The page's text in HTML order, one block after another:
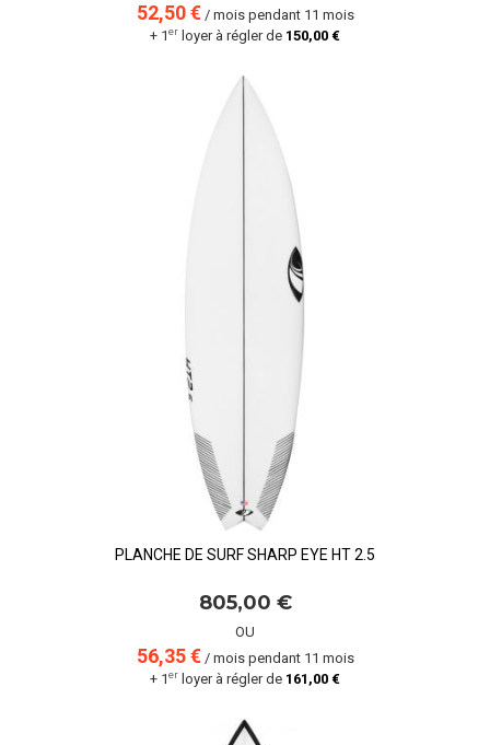
52,50 €/ mois pendant 11 mois
+ 1er loyer à régler de 150,00 €
PLANCHE DE SURF SHARP EYE HT 2.5
805,00 €
OU
56,35 €/ mois pendant 11 mois
+ 1er loyer à régler de 161,00 €